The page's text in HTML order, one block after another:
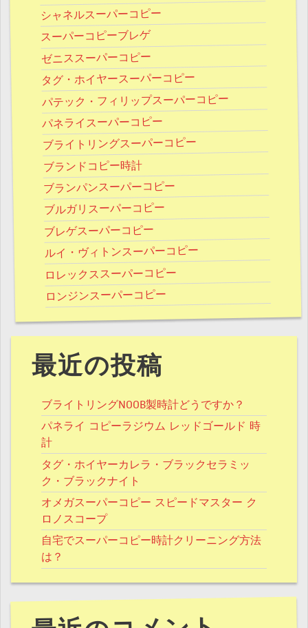
シャネルスーパーコピー
スーパーコピーブレゲ
ゼニススーパーコピー
タグ・ホイヤースーパーコピー
パテック・フィリップスーパーコピー
パネライスーパーコピー
ブライトリングスーパーコピー
ブランドコピー時計
ブランパンスーパーコピー
ブルガリスーパーコピー
ブレゲスーパーコピー
ルイ・ヴィトンスーパーコピー
ロレックススーパーコピー
ロンジンスーパーコピー
最近の投稿
ブライトリングNOOB製時計どうですか？
パネライ コピーラジウム レッドゴールド 時
計
タグ・ホイヤーカレラ・ブラックセラミッ
ク・ブラックナイト
オメガスーパーコピー スピードマスター ク
ロノスコープ
自宅でスーパーコピー時計クリーニング方法
は？